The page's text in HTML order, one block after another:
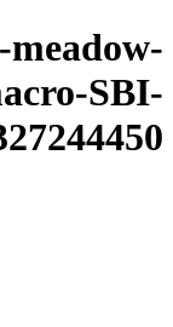
SBI-